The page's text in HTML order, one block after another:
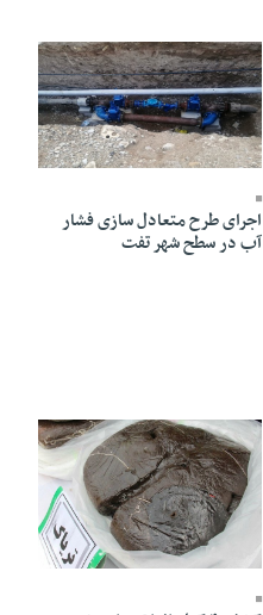
18 Ordibehesht 1403 - 12:50
اجرای طرح متعادل سازی فشار
آب در سطح شهر تفت